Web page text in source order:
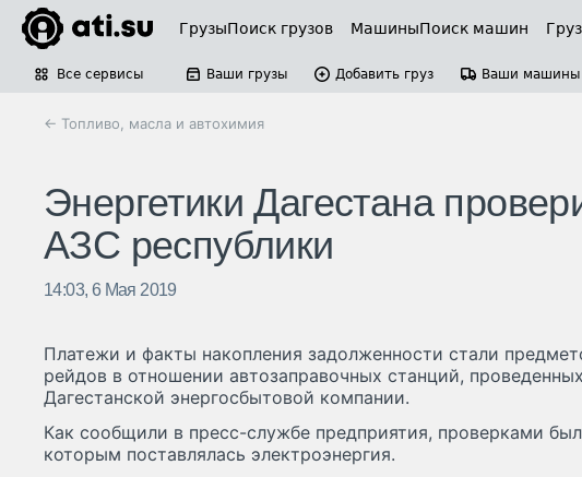
ГрузыПоиск грузов МашиныПоиск машин
Все сервисы Ваши грузы Добавить груз Ваши машины
← Топливо, масла и автохимия
Энергетики Дагестана
АЗС республики
14:03, 6 Мая 2019
Платежи и факты накопления задолженности стали
рейдов в отношении автозаправочных станций,
Дагестанской энергосбытовой компании.
Как сообщили в пресс-службе предприятия, проверками
которым поставлялась электроэнергия.